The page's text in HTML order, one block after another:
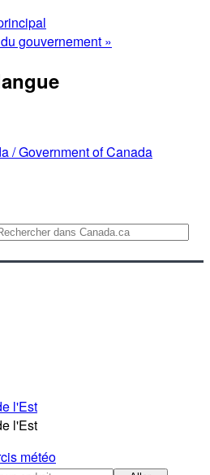
gouvernement »
/Government of Canada
l'Est
l'Est
météo